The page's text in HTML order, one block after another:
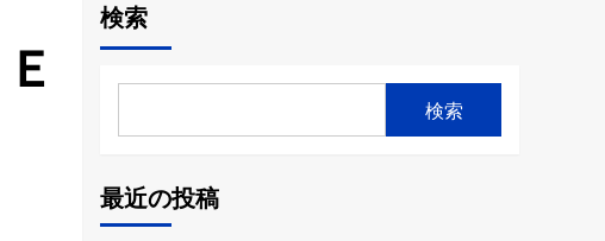
検索
検索
最近の投稿